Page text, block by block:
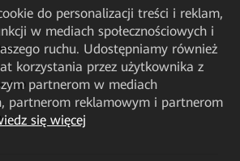
App
do personalizacji treści i reklam,
w mediach społecznościowych i
ruchu. Udostępniamy również
korzystania przez użytkownika z
partnerom w mediach
partnerom reklamowym i partnerom
się więcej